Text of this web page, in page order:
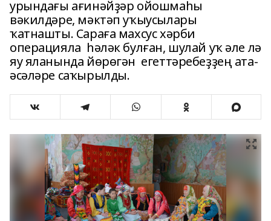
урындағы ағинәйҙәр ойошмаһы
вәкилдәре, мәктәп уҡыусылары
ҡатнашты. Сараға махсус хәрби
операцияла һәләк булған, шулай уҡ әле лә
яу яланында йөрөгән егеттәребеҙҙең ата-
әсәләре саҡырылды.